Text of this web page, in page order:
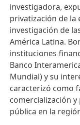
investigadora,
privatización de la
investigación de
América Latina.
instituciones
Banco
Mundial) y su
caracterizó como
comercialización
pública en la